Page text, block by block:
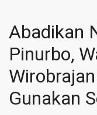
Abadikan
Pinurbo,
Gunakan